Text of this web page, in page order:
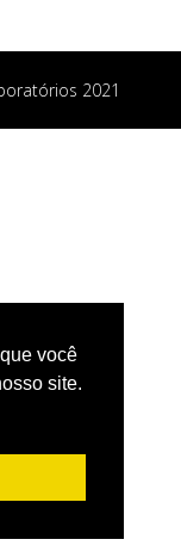
você
site.
2021